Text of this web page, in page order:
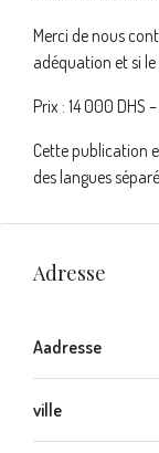
Merci de nous
adéquation et si
Prix : 14 000 DHS
Cette publication
des langues
Adresse
Aadresse
ville